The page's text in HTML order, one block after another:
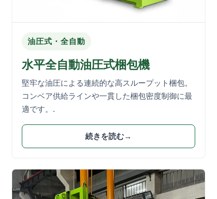
油圧式・全自動
水平全自動油圧式梱包機
堅牢な油圧による連続的な高スループット梱包。
コンベア供給ラインや一貫した梱包密度制御に最
適です。.
続きを読む→